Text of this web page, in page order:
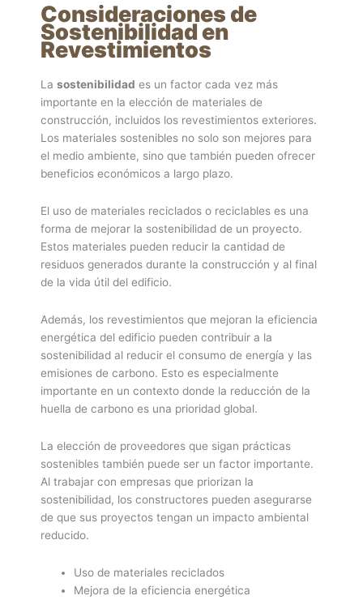
Consideraciones de
Sostenibilidad en
Revestimientos
La sostenibilidad es un factor cada vez más
importante en la elección de materiales de
construcción, incluidos los revestimientos exteriores.
Los materiales sostenibles no solo son mejores para
el medio ambiente, sino que también pueden ofrecer
beneficios económicos a largo plazo.
El uso de materiales reciclados o reciclables es una
forma de mejorar la sostenibilidad de un proyecto.
Estos materiales pueden reducir la cantidad de
residuos generados durante la construcción y al final
de la vida útil del edificio.
Además, los revestimientos que mejoran la eficiencia
energética del edificio pueden contribuir a la
sostenibilidad al reducir el consumo de energía y las
emisiones de carbono. Esto es especialmente
importante en un contexto donde la reducción de la
huella de carbono es una prioridad global.
La elección de proveedores que sigan prácticas
sostenibles también puede ser un factor importante.
Al trabajar con empresas que priorizan la
sostenibilidad, los constructores pueden asegurarse
de que sus proyectos tengan un impacto ambiental
reducido.
Uso de materiales reciclados
Mejora de la eficiencia energética